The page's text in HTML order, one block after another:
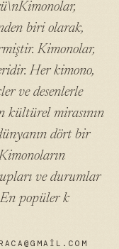
biri olarak,
Kimonolar,
Her kimono,
ve desenlerle
kültürel mirasının
dört bir
ve durumlar
popüler k